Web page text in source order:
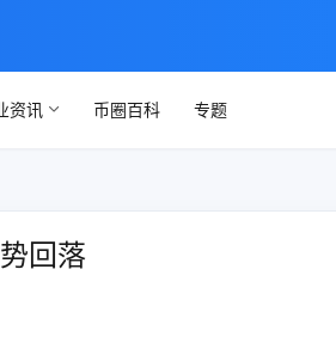
资讯 币圈百科 专题
回落